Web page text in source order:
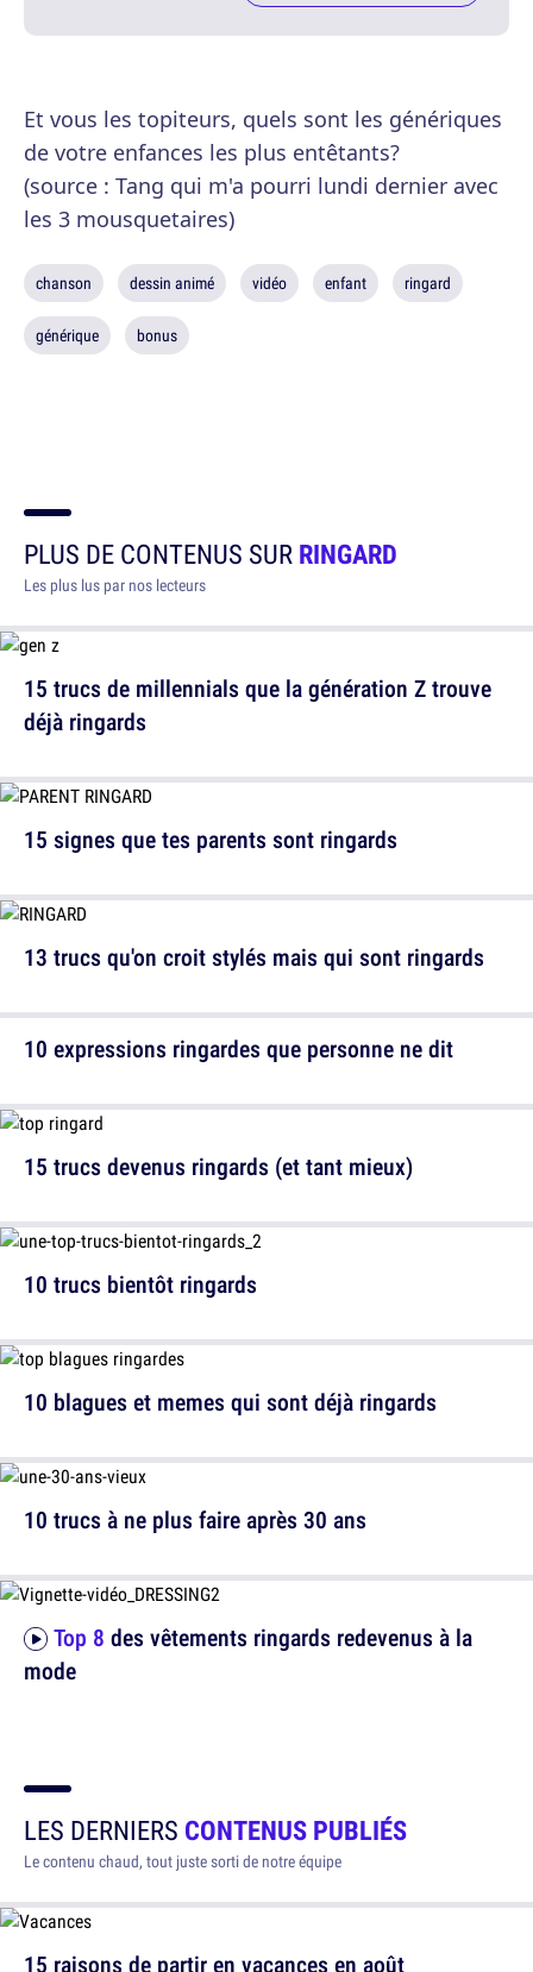
Et vous les topiteurs, quels sont les génériques
de votre enfances les plus entêtants?
(source : Tang qui m'a pourri lundi dernier avec
les 3 mousquetaires)
chanson dessin animé vidéo enfant ringard
générique bonus
PLUS DE CONTENUS SURRINGARD
Les plus lus par nos lecteurs
15 trucs de millennials que la génération Z trouve
déjà ringards
13 trucs qu'on croit stylés mais qui sont ringards
15 trucs devenus ringards (et tant mieux)
10 blagues et memes qui sont déjà ringards
Top 8 des vêtements ringards redevenus à la
mode
15 signes que tes parents sont ringards
10 expressions ringardes que personne ne dit
10 trucs bientôt ringards
10 trucs à ne plus faire après 30 ans
LES DERNIERS CONTENUS PUBLIÉS
Le contenu chaud, tout juste sorti de notre équipe
15 raisons de partir en vacances en août